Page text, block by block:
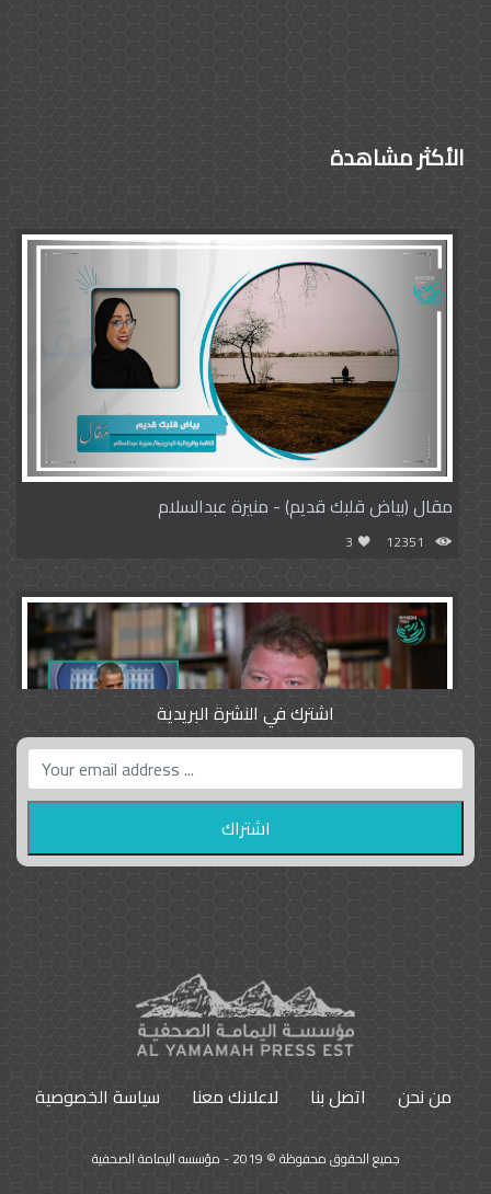
الأكثر مشاهدة
مقال (بياض قلبك قديم) - منيرة عبدالسلام
12351
3
واشنطن بوست واللوبي المزدوج
9786
اشترك في النشرة البريدية
من نحن اتصل بنا لاعلانك معنا سياسة الخصوصية
جميع الحقوق محفوظة © 2019 - مؤسسه اليمامة الصحفية